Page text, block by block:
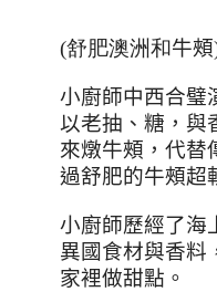
(舒肥澳洲和牛頰
小廚師中西合璧
以老抽、糖，與
來燉牛頰，代替
過舒肥的牛頰超
小廚師歷經了海
異國食材與香料
家裡做甜點。